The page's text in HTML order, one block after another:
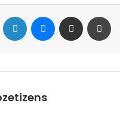
LinkedIn Messenger
Share via Email